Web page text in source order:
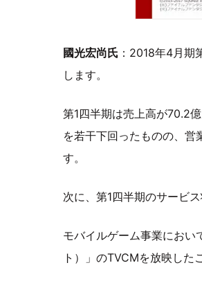
國光宏尚氏 ：2018年4月期
します。
第1四半期は売上高が70.2
を若干下回ったものの、営
す。
次に、第1四半期のサービ
モバイルゲーム事業におい
ト）」のTVCMを放映した